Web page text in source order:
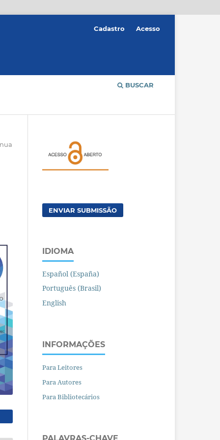
BUSCAR
Cadastro Acesso
ENVIAR SUBMISSÃO
IDIOMA
Español (España)
Português (Brasil)
English
INFORMAÇÕES
Para Leitores
Para Autores
Para Bibliotecários